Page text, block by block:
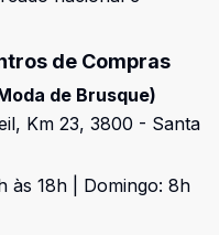
de Compras
de Brusque)
Km 23, 3800 - Santa
às 18h | Domingo: 8h